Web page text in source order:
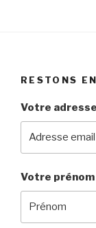
RESTONS
Votre
Votre prénom